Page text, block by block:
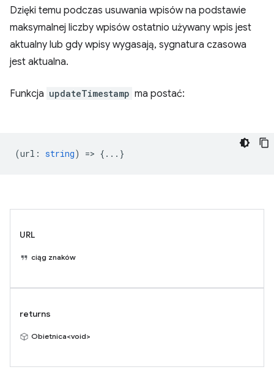
Dzięki temu podczas usuwania wpisów na podstawie
maksymalnej liczby wpisów ostatnio używany wpis jest
aktualny lub gdy wpisy wygasają, sygnatura czasowa
jest aktualna.
Funkcja updateTimestamp ma postać:
(url : string) => {...}
URL
ciąg znaków
returns
Obietnica<void>